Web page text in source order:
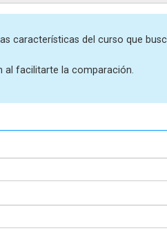
características del curso que
al facilitarte la comparación.